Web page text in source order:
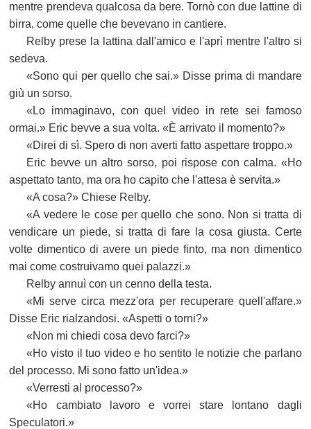
mentre prendeva qualcosa da bere. Tornò con due lattine di
birra, come quelle che bevevano in cantiere.
Relby prese la lattina dall'amico e l'aprì mentre l'altro si
sedeva.
«Sono qui per quello che sai.» Disse prima di mandare
giù un sorso.
«Lo immaginavo, con quel video in rete sei famoso
ormai.» Eric bevve a sua volta. «È arrivato il momento?»
«Direi di sì. Spero di non averti fatto aspettare troppo.»
Eric bevve un altro sorso, poi rispose con calma. «Ho
aspettato tanto, ma ora ho capito che l'attesa è servita.»
«A cosa?» Chiese Relby.
«A vedere le cose per quello che sono. Non si tratta di
vendicare un piede, si tratta di fare la cosa giusta. Certe
volte dimentico di avere un piede finto, ma non dimentico
mai come costruivamo quei palazzi.»
Relby annuì con un cenno della testa.
«Mi serve circa mezz'ora per recuperare quell'affare.»
Disse Eric rialzandosi. «Aspetti o torni?»
«Non mi chiedi cosa devo farci?»
«Ho visto il tuo video e ho sentito le notizie che parlano
del processo. Mi sono fatto un'idea.»
«Verresti al processo?»
«Ho cambiato lavoro e vorrei stare lontano dagli
Speculatori.»